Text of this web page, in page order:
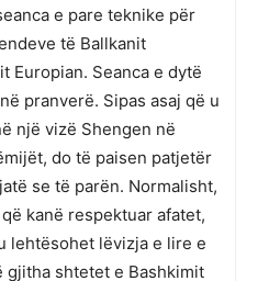
e pare teknike për
të Ballkanit
Europian. Seanca e dytë
pranverë. Sipas asaj që u
një vizë Shengen në
do të paisen patjetër
se të parën. Normalisht,
kanë respektuar afatet,
lehtësohet lëvizja e lire e
shtetet e Bashkimit